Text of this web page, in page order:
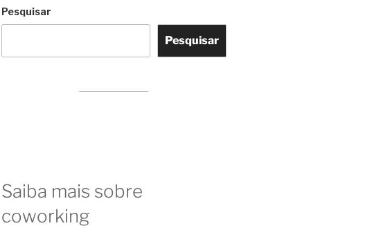
Pesquisar
Pesquisar
Saiba mais sobre
coworking